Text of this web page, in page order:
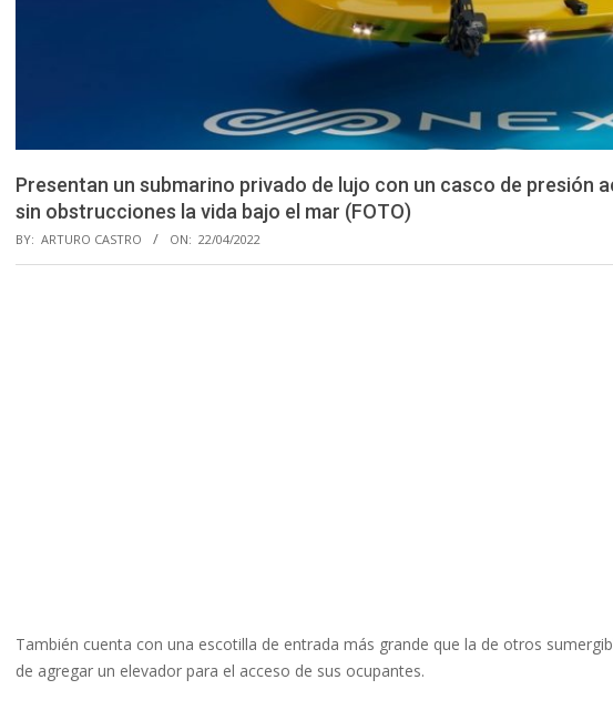
Presentan un submarino privado de lujo con un casco de presión
sin obstrucciones la vida bajo el mar (FOTO)
BY: ARTURO CASTRO ON: 22/04/2022
También cuenta con una escotilla de entrada más grande que la de otros
de agregar un elevador para el acceso de sus ocupantes.